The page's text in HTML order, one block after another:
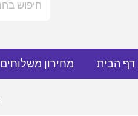
דף הבית מחירון משלוחים